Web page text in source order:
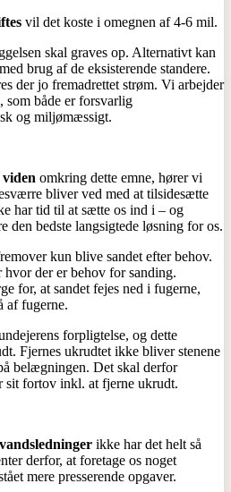
vil det koste i omegnen af 4-6 mil.
skal graves op. Alternativt kan
brug af de eksisterende standere.
der jo fremadrettet strøm. Vi arbejder
som både er forsvarlig
og miljømæssigt.
omkring dette emne, hører vi
bliver ved med at tilsidesætte
har tid til at sætte os ind i – og
den bedste langsigtede løsning for os.
kun blive sandet efter behov.
der er behov for sanding.
for, at sandet fejes ned i fugerne,
af fugerne.
forpligtelse, og dette
Fjernes ukrudtet ikke bliver stenene
belægningen. Det skal derfor
sit fortov inkl. at fjerne ukrudt.
ikke har det helt så
derfor, at foretage os noget
mere presserende opgaver.